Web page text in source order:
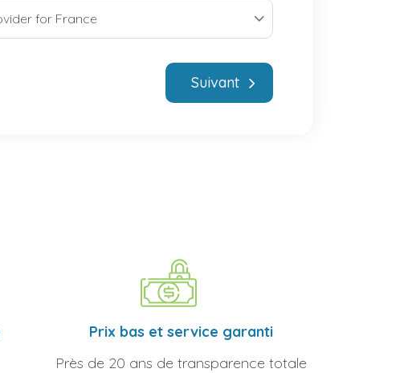
Suivant
Prix bas et service garanti
Près de 20 ans de transparence totale